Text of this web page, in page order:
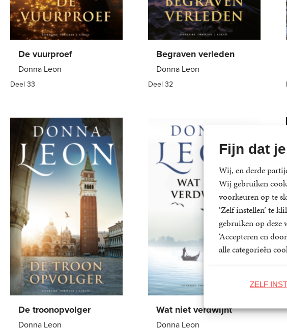
Fijn dat
Wij, en derde
Wij gebruiken
voorkeuren op te
‘Zelf instellen’ te
gebruiken op deze
‘Accepteren en
alle categorieën
ZELF
De vuurproef
Donna Leon
Deel 33
Begraven verleden
Donna Leon
Deel 32
De troonopvolger
Donna Leon
Wat niet verdwijnt
Donna Leon